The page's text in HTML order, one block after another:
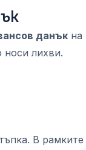
данък на
носи лихви.
В рамките